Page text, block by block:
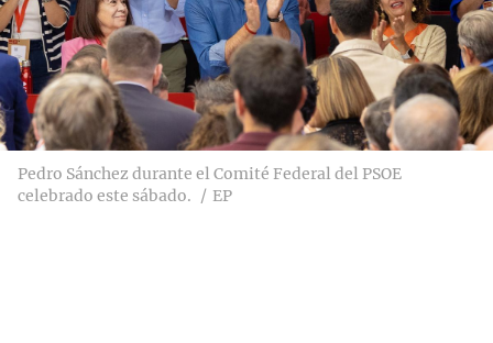
Pedro Sánchez durante el Comité Federal del PSOE
celebrado este sábado.
EP